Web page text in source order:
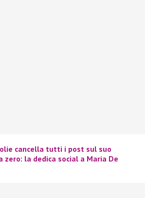
cancella tutti i post sul suo
zero: la dedica social a Maria De